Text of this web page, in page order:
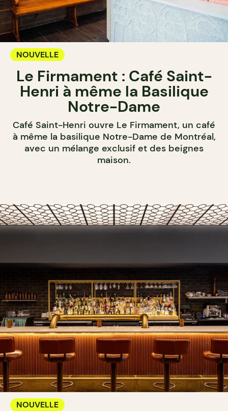
NOUVELLE
Le Firmament : Café Saint-
Henri à même la Basilique
Notre-Dame
Café Saint-Henri ouvre Le Firmament, un café
à même la basilique Notre-Dame de Montréal,
avec un mélange exclusif et des beignes
maison.
NOUVELLE